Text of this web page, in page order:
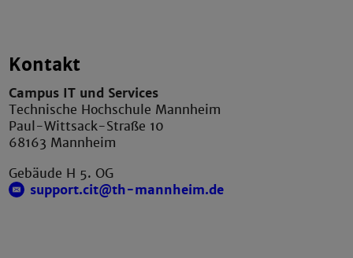
Kontakt
Campus IT und Services
Technische Hochschule Mannheim
Paul-Wittsack-Straße 10
68163 Mannheim
Gebäude H 5. OG
support.cit@th-mannheim.de